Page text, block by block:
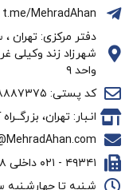
t.me/MehradAhan
دفتر مرکزی: تهران ،
واحد ۹
کد پستی: ۱۹۹۸۸۸۷۳۷۵
انـبار: تهران، بزرگــراه
۴۹۳۴۱ - ۰۲۱ داخلی ۸
شـنبه تا چهارشـنبه ســاعت ۹ تا ۱۷ ،